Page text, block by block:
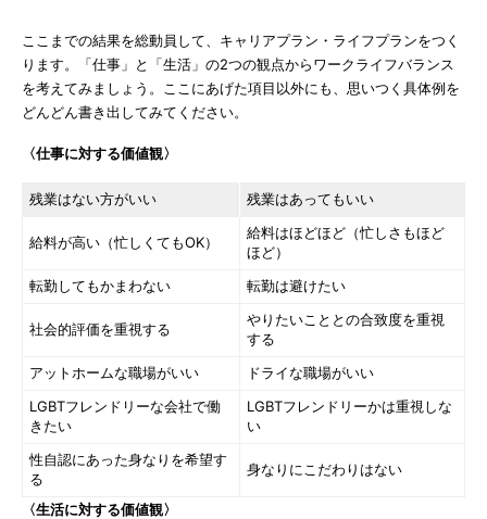
ここまでの結果を総動員して、キャリアプラン・ライフプランをつく
ります。「仕事」と「生活」の2つの観点からワークライフバランス
を考えてみましょう。ここにあげた項目以外にも、思いつく具体例を
どんどん書き出してみてください。
〈仕事に対する価値観〉
残業はない方がいい 残業はあってもいい
給料が高い（忙しくてもOK）
給料はほどほど（忙しさもほど
ほど）
転勤してもかまわない
転勤は避けたい
社会的評価を重視する
やりたいこととの合致度を重視
する
アットホームな職場がいい
ドライな職場がいい
LGBTフレンドリーな会社で働
きたい
LGBTフレンドリーかは重視しな
い
性自認にあった身なりを希望す
る
身なりにこだわりはない
〈生活に対する価値観〉